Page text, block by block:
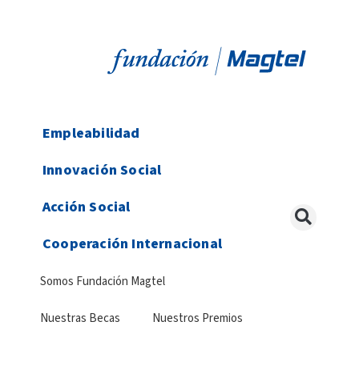
Empleabilidad
Innovación Social
Acción Social
Cooperación Internacional
Somos Fundación Magtel
Nuestras Becas Nuestros Premios